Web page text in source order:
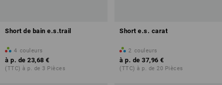
Short de bain e.s.trail
4 couleurs
à p. de 23,68 €
(TTC) à p. de 3 Pièces
Short e.s. carat
2 couleurs
à p. de 37,96 €
(TTC) à p. de 20 Pièces